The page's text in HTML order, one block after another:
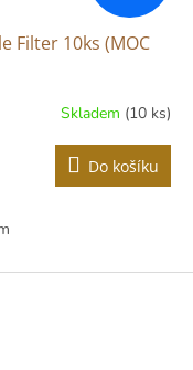
Filter 10ks (MOC
Skladem (10 ks)
Do košíku